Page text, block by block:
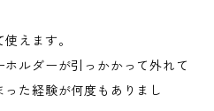
えます。
ルダーが引っかかって外れて
た経験が何度もありまし